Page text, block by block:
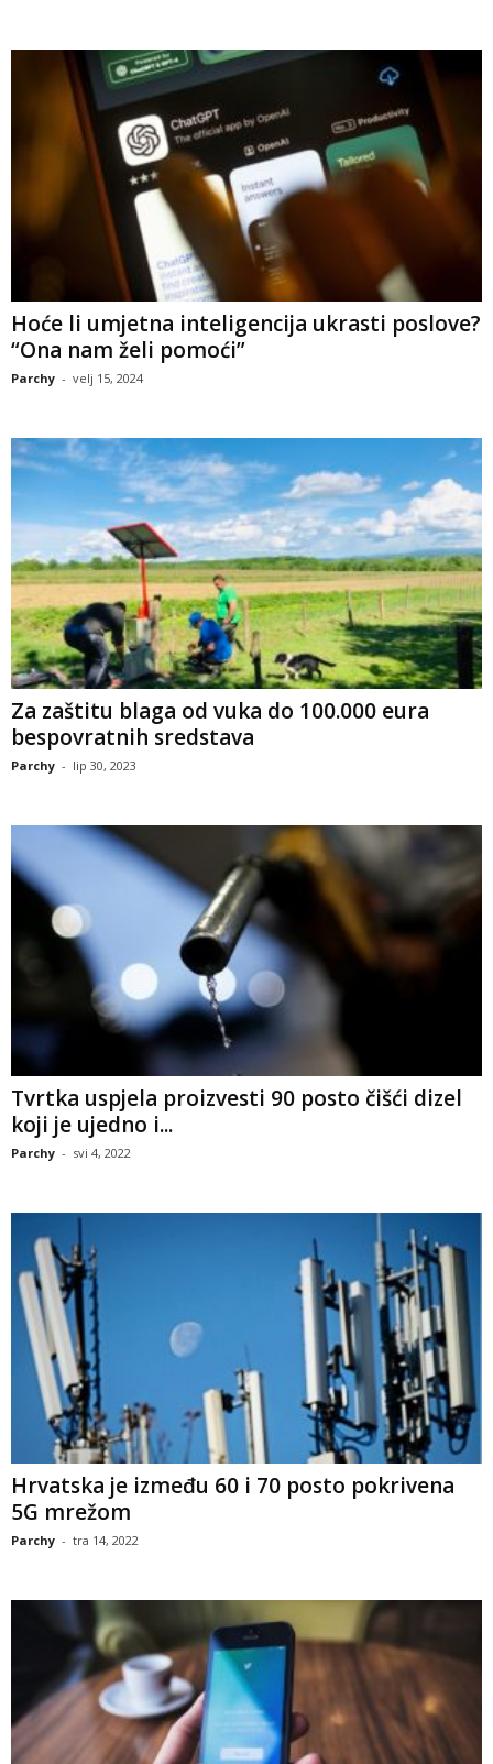
Hoće li umjetna inteligencija ukrasti poslove?
“Ona nam želi pomoći”
Parchy - velj 15, 2024
Za zaštitu blaga od vuka do 100.000 eura
bespovratnih sredstava
Parchy - lip 30, 2023
Tvrtka uspjela proizvesti 90 posto čišći dizel
koji je ujedno i...
Parchy - svi 4, 2022
Hrvatska je između 60 i 70 posto pokrivena
5G mrežom
Parchy - tra 14, 2022